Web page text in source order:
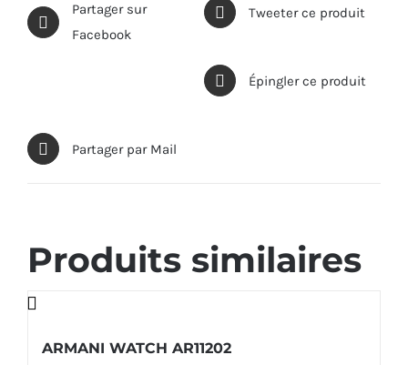
Partager sur
Facebook
Tweeter ce produit
Épingler ce produit
Partager par Mail
Produits similaires
ARMANI WATCH AR11202